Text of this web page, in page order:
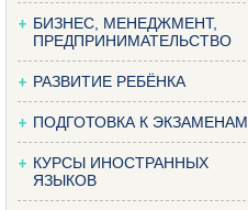
БИЗНЕС, МЕНЕДЖМЕНТ,
ПРЕДПРИНИМАТЕЛЬСТВО
РАЗВИТИЕ РЕБЁНКА
ПОДГОТОВКА К ЭКЗАМЕНАМ
КУРСЫ ИНОСТРАННЫХ
ЯЗЫКОВ